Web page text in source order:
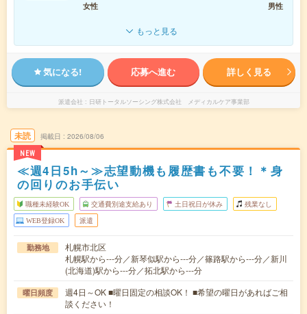
女性
男性
もっと見る
気になる! 応募へ進む 詳しく見る
派遣会社 日研トータルソーシング株式会社 メディカルケア事業部
未読
NEW
掲載日 2026/08/06
≪週4日5h～≫志望動機も履歴書も不要！＊身
の回りのお手伝い
職種未経験OK 交通費別途支給あり 土日祝日が休み 残業なし
WEB登録OK 派遣
勤務地
札幌市北区
札幌駅から---分／新琴似駅から---分／篠路駅から---分／新川
(北海道)駅から---分／拓北駅から---分
曜日頻度
週4日～OK ■曜日固定の相談OK！ ■希望の曜日があればご相
談ください！